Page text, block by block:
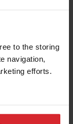
to the storing
navigation,
efforts.